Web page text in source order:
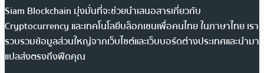
Siam Blockchain มุ่งมั่นที่จะช่วยนำเสนอสารเกี่ยวกับ
Cryptocurrency และเทคโนโลยีบล็อกเชนเพื่อคนไทย ในภาษาไทย เรา
รวบรวมข้อมูลส่วนใหญ่จากเว็บไซต์และเว็บบอร์ดต่างประเทศและนำมา
แปลส่งตรงถึงฟีดคุณ